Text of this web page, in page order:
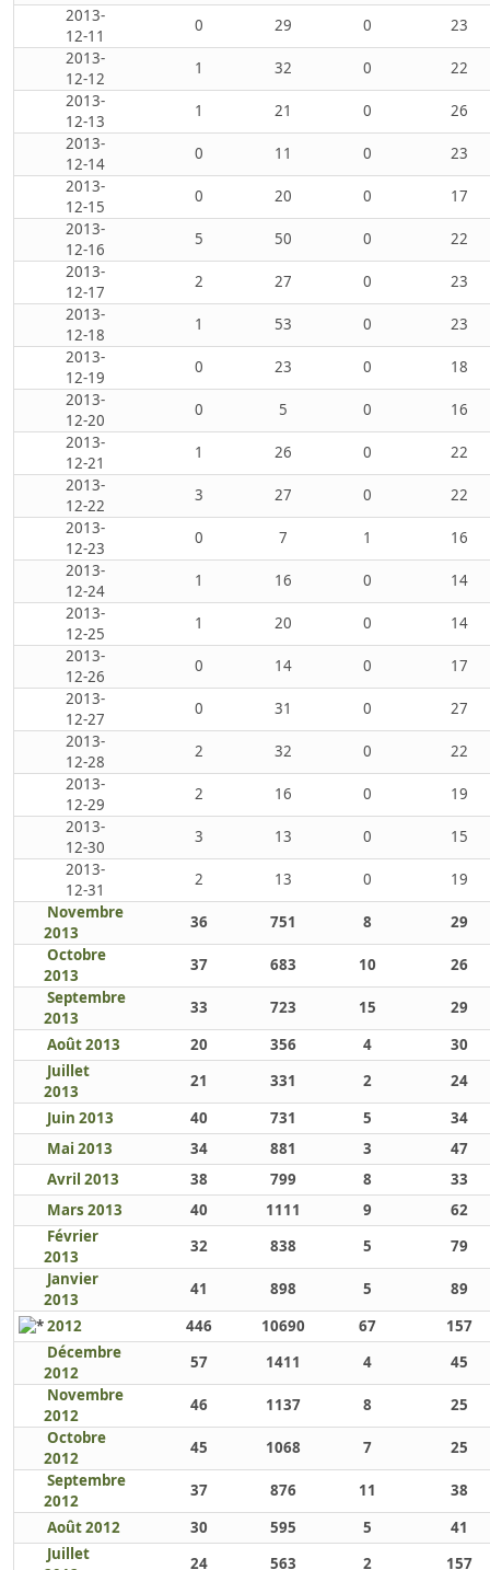
2013-
12-11
0 29 0
23
2013-
12-12
1 32 0
22
2013-
12-13
1 21 0
26
2013-
12-14
0 11 0
23
2013-
12-15
0 20 0
17
2013-
12-16
5 50 0
22
2013-
12-17
2 27 0
23
2013-
12-18
1 53 0
23
2013-
12-19
0 23 0
18
2013-
12-20
0 5 0
16
2013-
12-21
1 26 0
22
2013-
12-22
3 27 0
22
2013-
12-23
0 7 1
16
2013-
12-24
1 16 0
14
2013-
12-25
1 20 0
14
2013-
12-26
0 14 0
17
2013-
12-27
0 31 0
27
2013-
12-28
2 32 0
22
2013-
12-29
2 16 0
19
2013-
12-30
3 13 0
15
2013-
12-31
2 13 0
19
Novembre
2013
36 751 8
29
Octobre
2013
37 683 10
26
Septembre
2013
33 723 15
29
Août 2013
20 356 4
30
Juillet
2013
21 331 2
24
Juin 2013
40 731 5
34
Mai 2013
34 881 3
47
Avril 2013
38 799 8
33
Mars 2013
40 1111 9
62
Février
2013
32 838 5
79
Janvier
2013
41 898 5
89
2012
446 10690 67
157
Décembre
2012
57 1411 4
45
Novembre
2012
46 1137 8
25
Octobre
2012
45 1068 7
25
Septembre
2012
37 876 11
38
Août 2012
30 595 5
41
Juillet
24 563 2 157